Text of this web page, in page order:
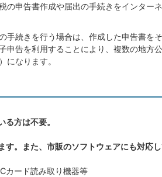
の申告書作成や届出の手続きをインター
手続きを行う場合は、作成した申告書を
申告を利用することにより、複数の地方
になります。
方は不要。
す。また、市販のソフトウェアにも対応
カード読み取り機器等